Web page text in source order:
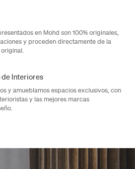
en Mohd son 100% originales,
y proceden directamente de la
Interiores
y amueblamos espacios exclusivos, con
y las mejores marcas